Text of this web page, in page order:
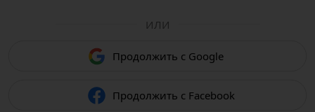
ИЛИ
Продолжить с Google
Продолжить с Facebook